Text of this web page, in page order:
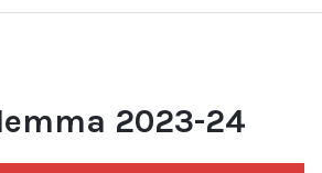
2023-24